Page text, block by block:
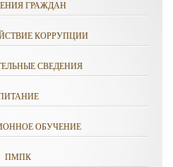
ГРАЖДАН
КОРРУПЦИИ
СВЕДЕНИЯ
ОБУЧЕНИЕ
ПМПК